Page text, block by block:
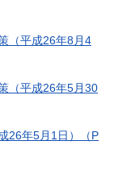
（平成26年8月4
（平成26年5月30
26年5月1日）（P